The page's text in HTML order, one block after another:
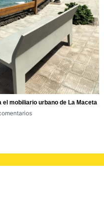
mobiliario urbano de La Maceta